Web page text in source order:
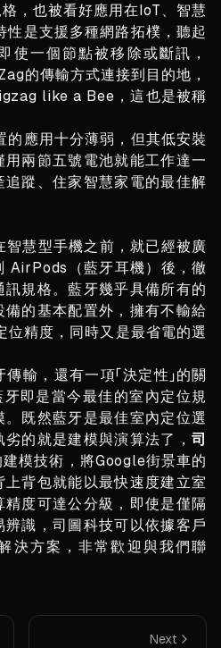
，也被看好應用在IoT、智慧
是支援多種網路拓樸，聽起
使一個節點被移除或斷訊，
的傳輸方式連接到目的地，
like a Bee，這也是被稱
應用十分薄弱，但其低安裝
兩節五號電池就能工作達一
蹤、住家智慧家電的最佳解
慧型手機之前，就已經被廣
AirPods（藍牙耳機）後，徹
規格。藍牙幾乎具備所有的
的基本配置外，擁有不輸給
位精度，同時又是最省電的選
輸，還有一項「決定性」的關
即是當今最佳的室內定位規
既然藍牙是最佳室內定位選
的就是建模與演算法了，司
模技術，將Google街景車的
背包就能以最快速度建立室
度可達公分級，即使是僅隔
識，司圖科技可以依據客戶
決方案，非常歡迎與我們聯
Next